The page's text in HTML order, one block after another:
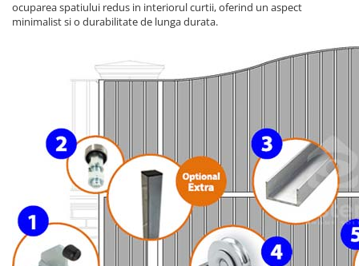
ocuparea spatiului redus in interiorul curtii, oferind un aspect
minimalist si o durabilitate de lunga durata.